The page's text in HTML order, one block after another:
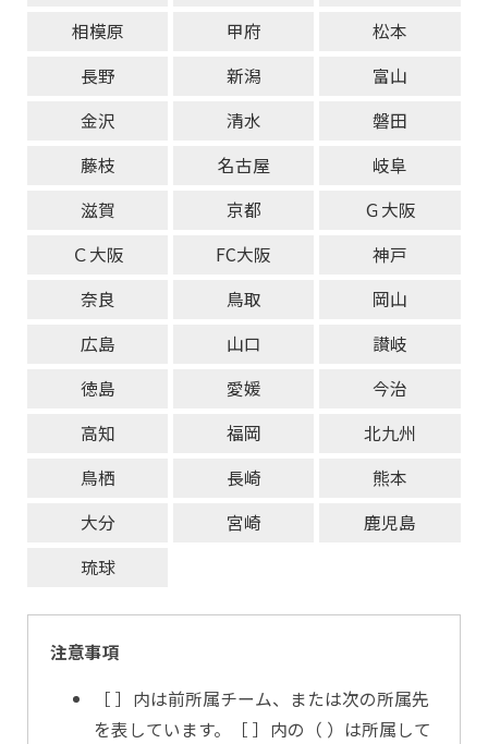
相模原
甲府
松本
長野
新潟
富山
金沢
清水
磐田
藤枝
名古屋
岐阜
滋賀
京都
Ｇ大阪
Ｃ大阪
FC大阪
神戸
奈良
鳥取
岡山
広島
山口
讃岐
徳島
愛媛
今治
高知
福岡
北九州
鳥栖
長崎
熊本
大分
宮崎
鹿児島
琉球
注意事項
［ ］内は前所属チーム、または次の所属先
を表しています。［ ］内の（ ）は所属して